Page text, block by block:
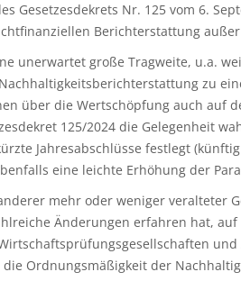
Gesetzesdekrets Nr. 125 vom 6.
Berichterstattung
unerwartet große Tragweite, u.a.
zu
über die Wertschöpfung auch
125/2024 die Gelegenheit
Jahresabschlüsse festlegt
eine leichte Erhöhung der
mehr oder weniger veralteter
Änderungen erfahren hat,
Ordnungsmäßigkeit der